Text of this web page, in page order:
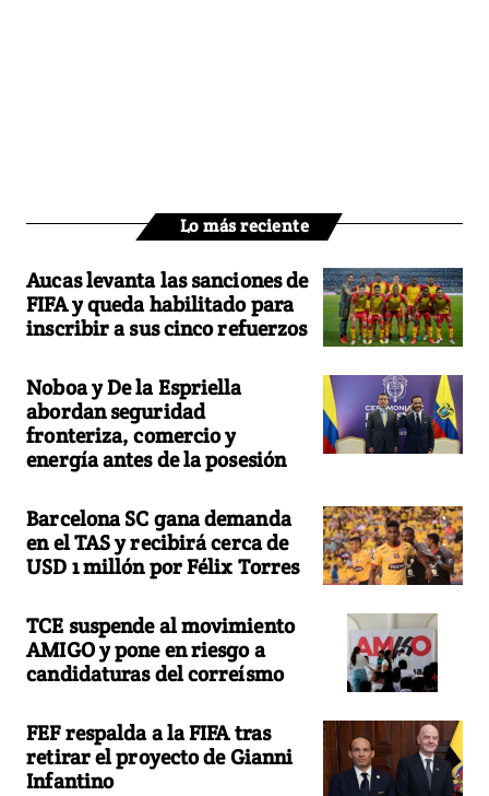
Lo más reciente
Aucas levanta las sanciones de
FIFA y queda habilitado para
inscribir a sus cinco refuerzos
Noboa y De la Espriella
abordan seguridad
fronteriza, comercio y
energía antes de la posesión
Barcelona SC gana demanda
en el TAS y recibirá cerca de
USD 1 millón por Félix Torres
TCE suspende al movimiento
AMIGO y pone en riesgo a
candidaturas del correísmo
FEF respalda a la FIFA tras
retirar el proyecto de Gianni
Infantino